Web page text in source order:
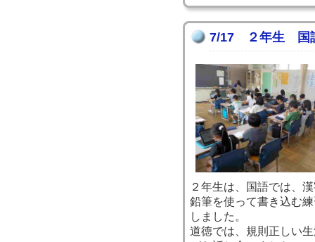
7/17 ２年生 国
２年生は、国語では、
鉛筆を使って書き込む
しました。
道徳では、規則正しい